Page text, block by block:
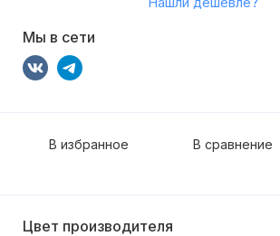
Мы в сети
В избранное В сравнение
Цвет производителя